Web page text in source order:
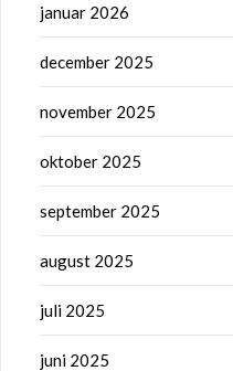
januar 2026
december 2025
november 2025
oktober 2025
september 2025
august 2025
juli 2025
juni 2025